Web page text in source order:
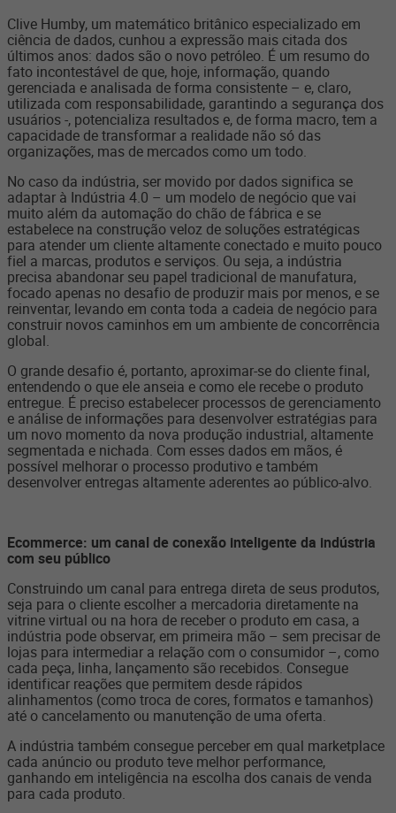
Clive Humby, um matemático britânico especializado em
ciência de dados, cunhou a expressão mais citada dos
últimos anos: dados são o novo petróleo. É um resumo do
fato incontestável de que, hoje, informação, quando
gerenciada e analisada de forma consistente – e, claro,
utilizada com responsabilidade, garantindo a segurança dos
usuários -, potencializa resultados e, de forma macro, tem a
capacidade de transformar a realidade não só das
organizações, mas de mercados como um todo.
No caso da indústria, ser movido por dados significa se
adaptar à Indústria 4.0 – um modelo de negócio que vai
muito além da automação do chão de fábrica e se
estabelece na construção veloz de soluções estratégicas
para atender um cliente altamente conectado e muito pouco
fiel a marcas, produtos e serviços. Ou seja, a indústria
precisa abandonar seu papel tradicional de manufatura,
focado apenas no desafio de produzir mais por menos, e se
reinventar, levando em conta toda a cadeia de negócio para
construir novos caminhos em um ambiente de concorrência
global.
O grande desafio é, portanto, aproximar-se do cliente final,
entendendo o que ele anseia e como ele recebe o produto
entregue. É preciso estabelecer processos de gerenciamento
e análise de informações para desenvolver estratégias para
um novo momento da nova produção industrial, altamente
segmentada e nichada. Com esses dados em mãos, é
possível melhorar o processo produtivo e também
desenvolver entregas altamente aderentes ao público-alvo.
Ecommerce: um canal de conexão inteligente da indústria
com seu público
Construindo um canal para entrega direta de seus produtos,
seja para o cliente escolher a mercadoria diretamente na
vitrine virtual ou na hora de receber o produto em casa, a
indústria pode observar, em primeira mão – sem precisar de
lojas para intermediar a relação com o consumidor –, como
cada peça, linha, lançamento são recebidos. Consegue
identificar reações que permitem desde rápidos
alinhamentos (como troca de cores, formatos e tamanhos)
até o cancelamento ou manutenção de uma oferta.
A indústria também consegue perceber em qual marketplace
cada anúncio ou produto teve melhor performance,
ganhando em inteligência na escolha dos canais de venda
para cada produto.